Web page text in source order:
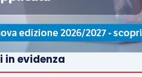
in evidenza